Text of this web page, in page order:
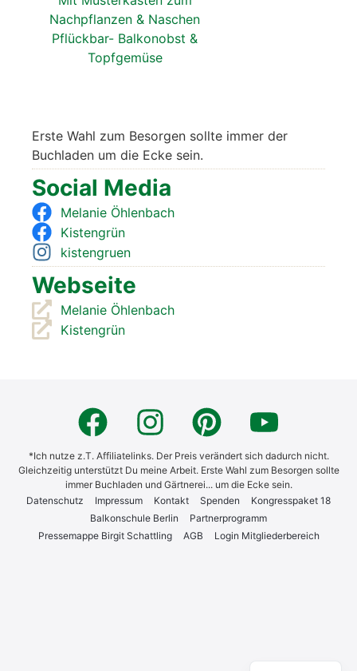
Ers­te Wahl zum Besor­gen soll­te immer der
Buch­la­den um die Ecke sein.
Social Media
Mela­nie Öhlen­bach
Kis­ten­grün
kis­ten­gruen
Web­sei­te
Mela­nie Öhlenbach
Kis­ten­grün
*Ich nutze z.T. Affiliatelinks. Der Preis verändert sich dadurch nicht.
Gleichzeitig unterstützt Du meine Arbeit. Erste Wahl zum Besorgen sollte
immer Buchladen und Gärtnerei... um die Ecke sein.
Daten­schutz
Impres­sum Kon­takt Spen­den
Kon­gress­pa­ket 18
Bal­kon­schu­le Ber­lin
Part­ner­pro­gramm
Pres­se­map­pe Bir­git Schatt­ling
AGB Log­in Mit­glie­der­be­reich